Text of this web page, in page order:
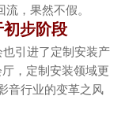
，果然不假。
步阶段
引进了定制安装产
，定制安装领域更
音行业的变革之风